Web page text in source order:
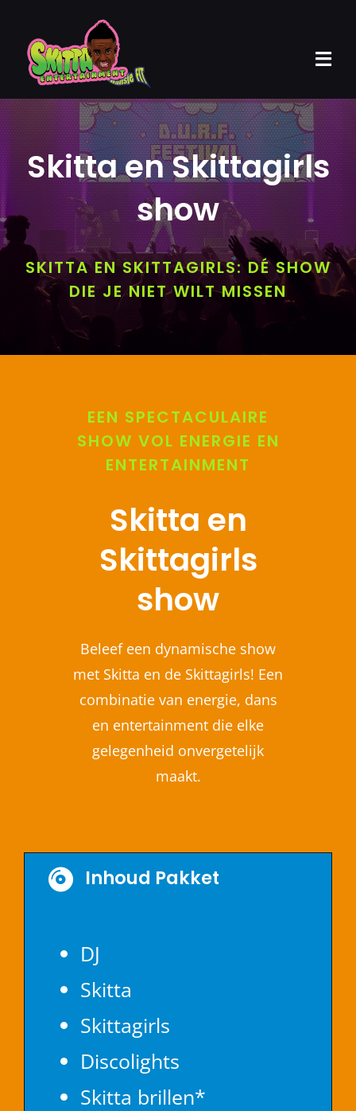
inhoud
Pakketten
Beschikbaarheid
Videoclips
Skitta en Skittagirls
show
SKITTA EN SKITTAGIRLS: DÉ SHOW
DIE JE NIET WILT MISSEN
EEN SPECTACULAIRE
SHOW VOL ENERGIE EN
ENTERTAINMENT
Skitta en
Skittagirls
show
Beleef een dynamische show
met Skitta en de Skittagirls! Een
combinatie van energie, dans
en entertainment die elke
gelegenheid onvergetelijk
maakt.
Inhoud Pakket
DJ
Skitta
Skittagirls
Discolights
Skitta brillen*